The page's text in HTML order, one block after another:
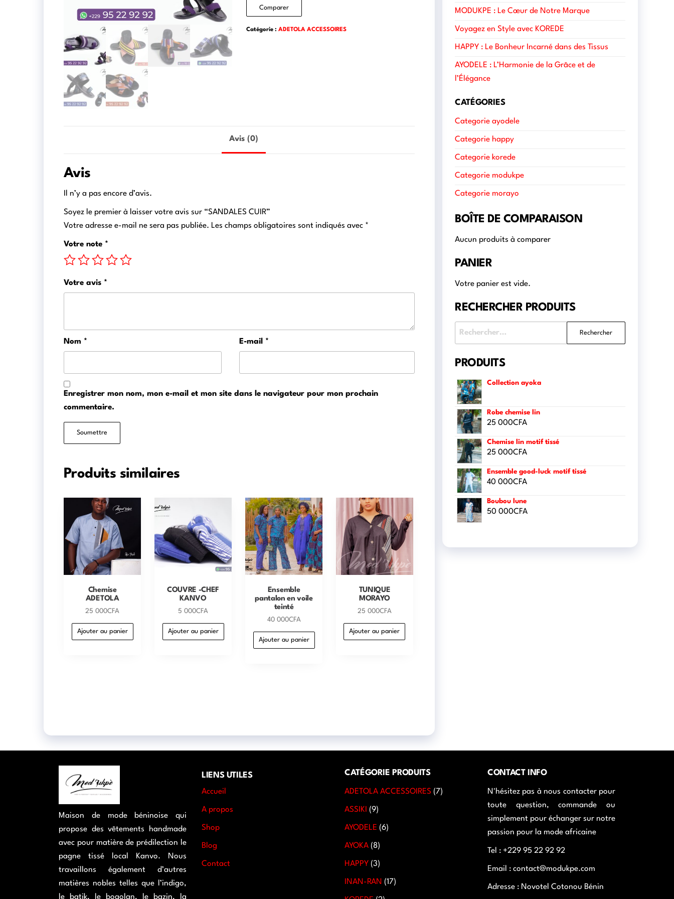
Comparer
Catégorie : ADETOLA ACCESSOIRES
Avis (0)
Avis
Il n’y a pas encore d’avis.
Soyez le premier à laisser votre avis sur “SANDALES CUIR”
Votre adresse e-mail ne sera pas publiée. Les champs obligatoires sont indiqués avec *
Votre note *
Votre avis *
Nom * E-mail *
Enregistrer mon nom, mon e-mail et mon site dans le navigateur pour mon prochain
commentaire.
Produits similaires
Chemise
ADETOLA
25 000CFA
Ajouter au panier
COUVRE -CHEF
KANVO
5 000CFA
Ajouter au panier
Ensemble
pantalon en voile
teinté
40 000CFA
Ajouter au panier
TUNIQUE
MORAYO
25 000CFA
Ajouter au panier
MODUKPE : Le Cœur de Notre Marque
Voyagez en Style avec KOREDE
HAPPY : Le Bonheur Incarné dans des Tissus
AYODELE : L’Harmonie de la Grâce et de
l’Élégance
CATÉGORIES
Categorie ayodele
Categorie happy
Categorie korede
Categorie modukpe
Categorie morayo
BOÎTE DE COMPARAISON
Aucun produits à comparer
PANIER
Votre panier est vide.
RECHERCHER PRODUITS
PRODUITS
Collection ayoka
Robe chemise lin
25 000CFA
Chemise lin motif tissé
25 000CFA
Ensemble good-luck motif tissé
40 000CFA
Boubou lune
50 000CFA
Maison de mode béninoise qui
propose des vêtements handmade
avec pour matière de prédilection le
pagne tissé local Kanvo. Nous
travaillons également d’autres
matières nobles telles que l’indigo,
le batik, le bogolan, le bazin, la
LIENS UTILES
Accueil
A propos
Shop
Blog
Contact
CATÉGORIE PRODUITS
ADETOLA ACCESSOIRES 7
ASSIKI 9
AYODELE 6
AYOKA 8
HAPPY 3
INAN-RAN 17
CONTACT INFO
N'hésitez pas à nous contacter pour
toute question, commande ou
simplement pour échanger sur notre
passion pour la mode africaine
Tel : +229 95 22 92 92
Email : contact@modukpe.com
Adresse : Novotel Cotonou Bénin